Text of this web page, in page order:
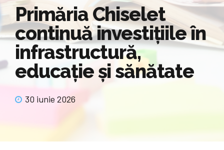
Primăria Chiselet
continuă investițiile în
infrastructură,
educație și sănătate
30 iunie 2026